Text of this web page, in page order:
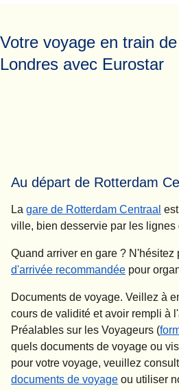
Votre voyage en train
Londres avec Eurostar
Au départ de Rotterdam
La gare de Rotterdam Centraal
ville, bien desservie par les lignes
Quand arriver en gare ? N'hésitez
d'arrivée recommandée pour
Documents de voyage. Veillez à
cours de validité et avoir rempli à
Préalables sur les Voyageurs (
quels documents de voyage ou
pour votre voyage, veuillez
documents de voyage ou utiliser